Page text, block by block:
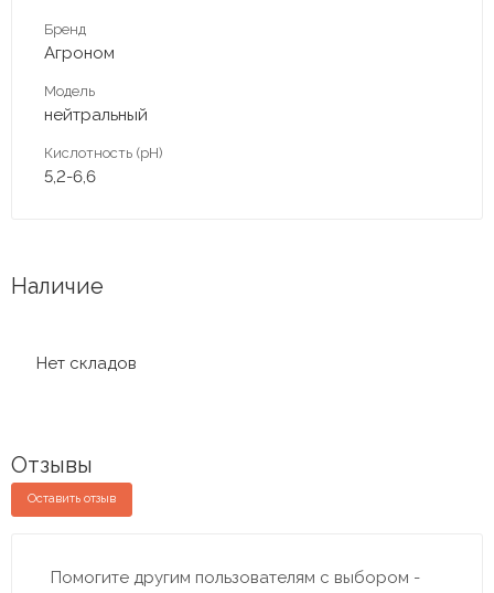
Бренд
Агроном
Модель
нейтральный
Кислотность (pH)
5,2-6,6
Наличие
Нет складов
Отзывы
Оставить отзыв
Помогите другим пользователям с выбором -